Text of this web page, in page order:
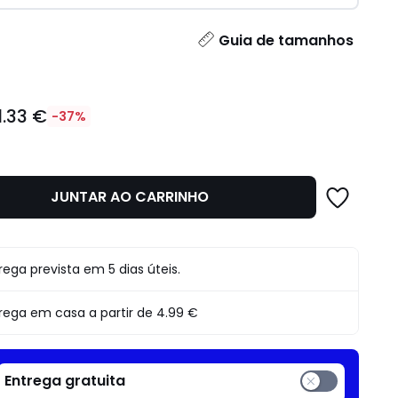
Guia de tamanhos
€ -37%
JUNTAR AO CARRINHO
prevista em 5 dias úteis.
em casa a partir de 4.99 €
Entrega gratuita